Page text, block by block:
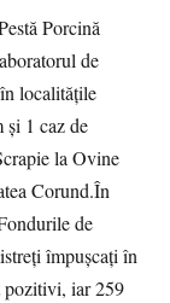
Porcină
de
localitățile
1 caz de
la Ovine
Corund.În
de
împușcați în
pozitivi, iar 259